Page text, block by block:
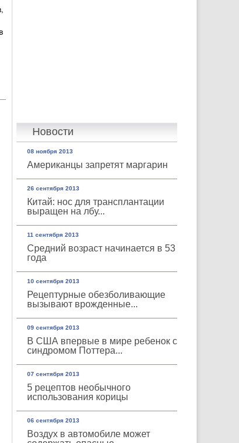
Новости
08 ноября 2013
Американцы запретят маргарин
26 сентября 2013
Китай: нос для трансплантации
выращен на лбу...
11 сентября 2013
Средний возраст начинается в 53
года
10 сентября 2013
Рецептурные обезболивающие
вызывают врожденные...
09 сентября 2013
В США впервые в мире ребенок с
синдромом Поттера...
07 сентября 2013
5 рецептов необычного
использования корицы
06 сентября 2013
Воздух в автомобиле может